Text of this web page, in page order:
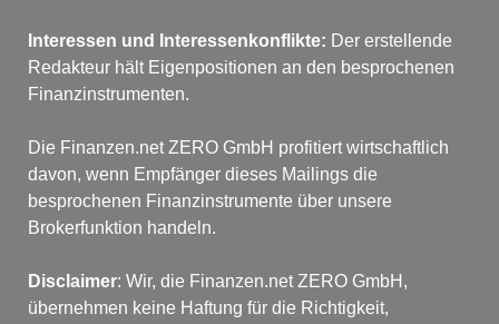
Interessen und Interessenkonflikte: Der erstellende
Redakteur hält Eigenpositionen an den besprochenen
Finanzinstrumenten.
Die Finanzen.net ZERO GmbH profitiert wirtschaftlich
davon, wenn Empfänger dieses Mailings die
besprochenen Finanzinstrumente über unsere
Brokerfunktion handeln.
Disclaimer: Wir, die Finanzen.net ZERO GmbH,
übernehmen keine Haftung für die Richtigkeit,